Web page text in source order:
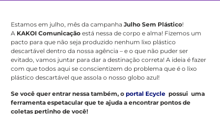
Estamos em julho, mês da campanhaJulho Sem Plástico!
A KAKOI Comunicação está nessa de corpo e alma! Fizemos um
pacto para que não seja produzido nenhum lixo plástico
descartável dentro da nossa agência – e o que não puder ser
evitado, vamos juntar para dar a destinação correta! A ideia é fazer
com que todos aqui se conscientizem do problema que é o lixo
plástico descartável que assola o nosso globo azul!
Se você quer entrar nessa também, oportal Ecycle possui uma
ferramenta espetacular que te ajuda a encontrar pontos de
coletas pertinho de você!